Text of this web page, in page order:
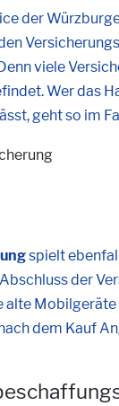
der
viele
Wer das
geht so im
spielt
der
alte
dem Kauf